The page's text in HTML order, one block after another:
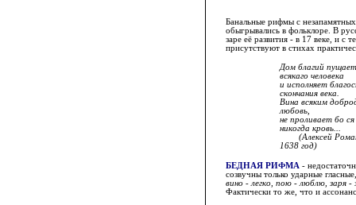
Банальные рифмы с
обыгрывались в фольклоре. В
заре её развития - в 17 веке, и с
присутствуют в стихах
Дом благий
всякаго человека
и исполняет
скончания века.
Вина всяким
любовь,
не проливает бо
никогда кровь...
(Алексей
1638 год)
БЕДНАЯ РИФМА -
созвучны только ударные
вино - легко, пою - люблю, заря -
Фактически то же, что и